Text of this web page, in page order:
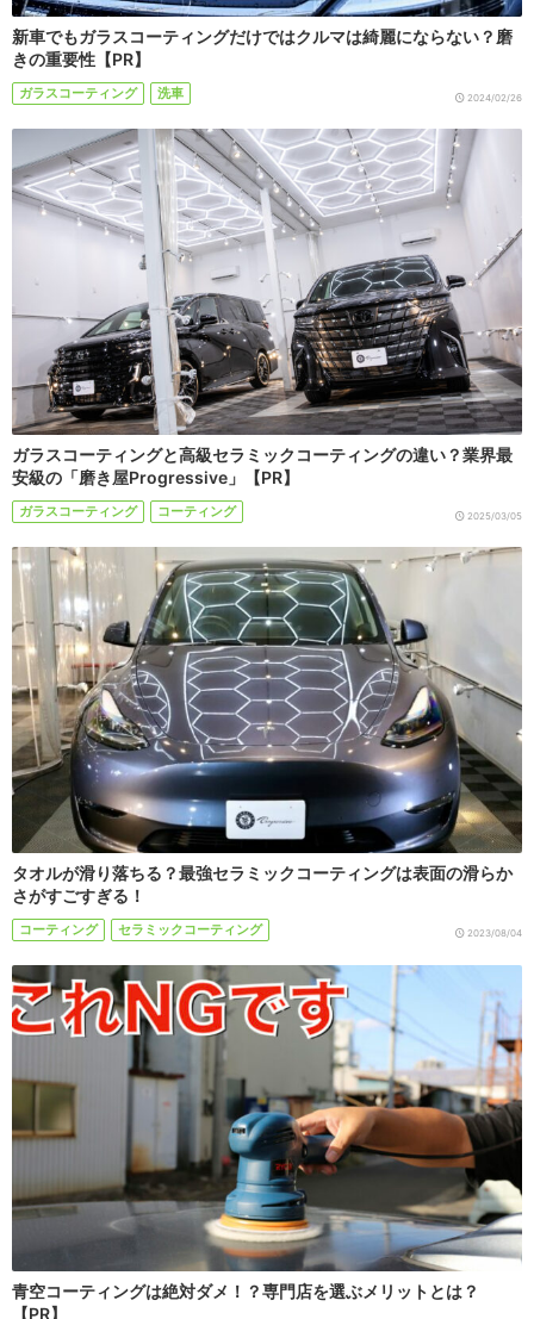
新車でもガラスコーティングだけではクルマは綺麗にならない？磨
きの重要性【PR】
ガラスコーティング 洗車 2024/02/26
ガラスコーティングと高級セラミックコーティングの違い？業界最
安級の「磨き屋Progressive」【PR】
ガラスコーティング コーティング 2025/03/05
タオルが滑り落ちる？最強セラミックコーティングは表面の滑らか
さがすごすぎる！
コーティング セラミックコーティング 2023/08/04
青空コーティングは絶対ダメ！？専門店を選ぶメリットとは？
【PR】